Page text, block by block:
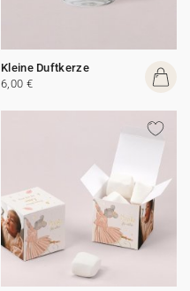
Kleine Duftkerze
6,00 €